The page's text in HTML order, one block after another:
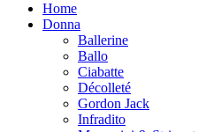
Home
Donna
Ballerine
Ballo
Ciabatte
Décolleté
Gordon Jack
Infradito